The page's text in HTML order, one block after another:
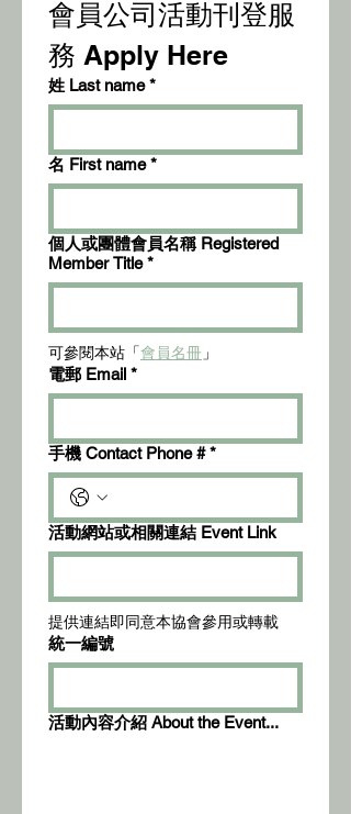
會員公司活動刊登服
務 Apply Here
姓 Last name *
名 First name *
個人或團體會員名稱 Registered
Member Title *
可參閱本站「會員名冊 」
電郵 Email *
手機 Contact Phone # *
活動網站或相關連結 Event Link
提供連結即同意本協會參用或轉載
統一編號
活動內容介紹 About the Event...